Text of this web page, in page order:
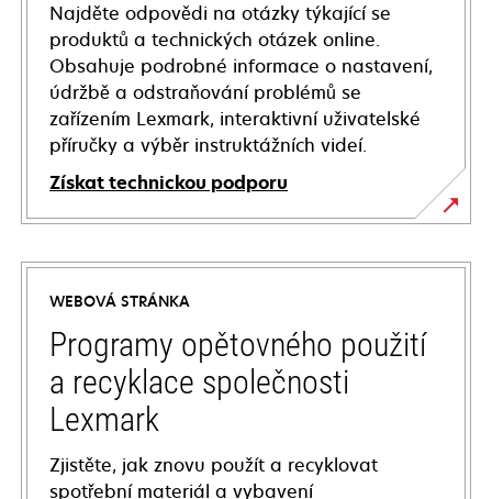
Najděte odpovědi na otázky týkající se
produktů a technických otázek online.
Obsahuje podrobné informace o nastavení,
údržbě a odstraňování problémů se
zařízením Lexmark, interaktivní uživatelské
příručky a výběr instruktážních videí.
Získat technickou podporu
opens
in
new
tab
WEBOVÁ STRÁNKA
Programy opětovného použití
a recyklace společnosti
Lexmark
Zjistěte, jak znovu použít a recyklovat
spotřební materiál a vybavení